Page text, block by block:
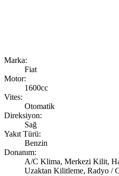
Marka:
Fiat
Motor:
1600cc
Vites:
Otomatik
Direksiyon:
Sağ
Yakıt Türü:
Benzin
Donanım:
A/C Klima, Merkezi Kilit,
Uzaktan Kilitleme, Radyo /